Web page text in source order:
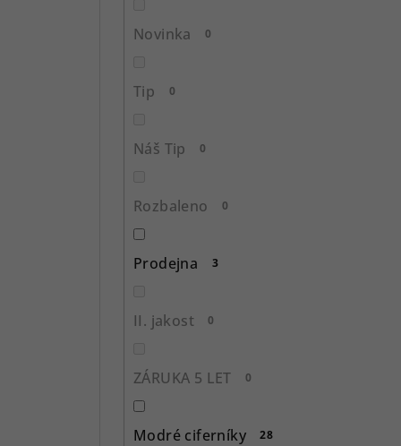
Novinka 0
Tip 0
Náš Tip 0
Rozbaleno 0
Prodejna 3
II. jakost 0
ZÁRUKA 5 LET 0
Modré ciferníky 28